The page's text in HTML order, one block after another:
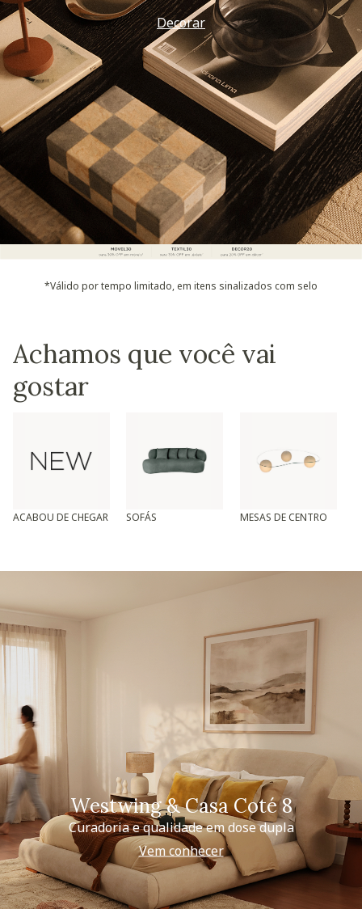
Decorar
*Válido por tempo limitado, em itens sinalizados com selo
Achamos que você vai
gostar
ACABOU DE CHEGAR SOFÁS MESAS DE CENTRO
Westwing & Casa Coté 8
Curadoria e qualidade em dose dupla
Vem conhecer